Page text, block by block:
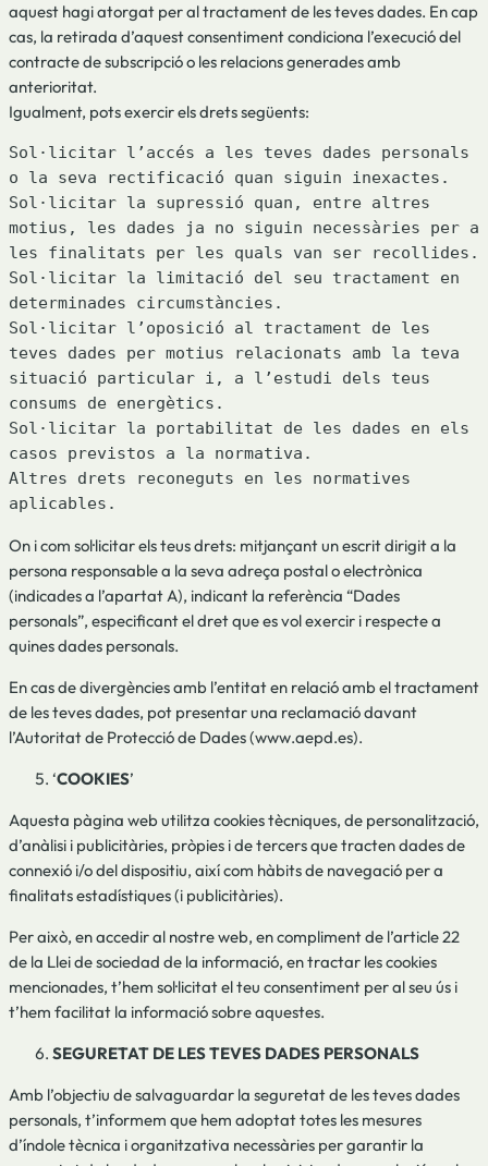
aquest hagi atorgat per al tractament de les teves dades. En cap
cas, la retirada d’aquest consentiment condiciona l’execució del
contracte de subscripció o les relacions generades amb
anterioritat.
Igualment, pots exercir els drets següents:
Sol·licitar l’accés a les teves dades personals
o la seva rectificació quan siguin inexactes.
Sol·licitar la supressió quan, entre altres
motius, les dades ja no siguin necessàries per a
les finalitats per les quals van ser recollides.
Sol·licitar la limitació del seu tractament en
determinades circumstàncies.
Sol·licitar l’oposició al tractament de les
teves dades per motius relacionats amb la teva
situació particular i, a l’estudi dels teus
consums de energètics.
Sol·licitar la portabilitat de les dades en els
casos previstos a la normativa.
Altres drets reconeguts en les normatives
aplicables.
On i com sol·licitar els teus drets: mitjançant un escrit dirigit a la
persona responsable a la seva adreça postal o electrònica
(indicades a l’apartat A), indicant la referència “Dades
personals”, especificant el dret que es vol exercir i respecte a
quines dades personals.
En cas de divergències amb l’entitat en relació amb el tractament
de les teves dades, pot presentar una reclamació davant
l’Autoritat de Protecció de Dades (www.aepd.es).
‘COOKIES’
Aquesta pàgina web utilitza cookies tècniques, de personalització,
d’anàlisi i publicitàries, pròpies i de tercers que tracten dades de
connexió i/o del dispositiu, així com hàbits de navegació per a
finalitats estadístiques (i publicitàries).
Per això, en accedir al nostre web, en compliment de l’article 22
de la Llei de sociedad de la informació, en tractar les cookies
mencionades, t’hem sol·licitat el teu consentiment per al seu ús i
t’hem facilitat la informació sobre aquestes.
SEGURETAT DE LES TEVES DADES PERSONALS
Amb l’objectiu de salvaguardar la seguretat de les teves dades
personals, t’informem que hem adoptat totes les mesures
d’índole tècnica i organitzativa necessàries per garantir la